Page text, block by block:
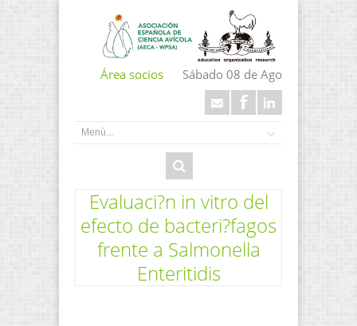
Área socios Sábado 08 de Ago
Evaluaci?n in vitro del
efecto de bacteri?fagos
frente a Salmonella
Enteritidis